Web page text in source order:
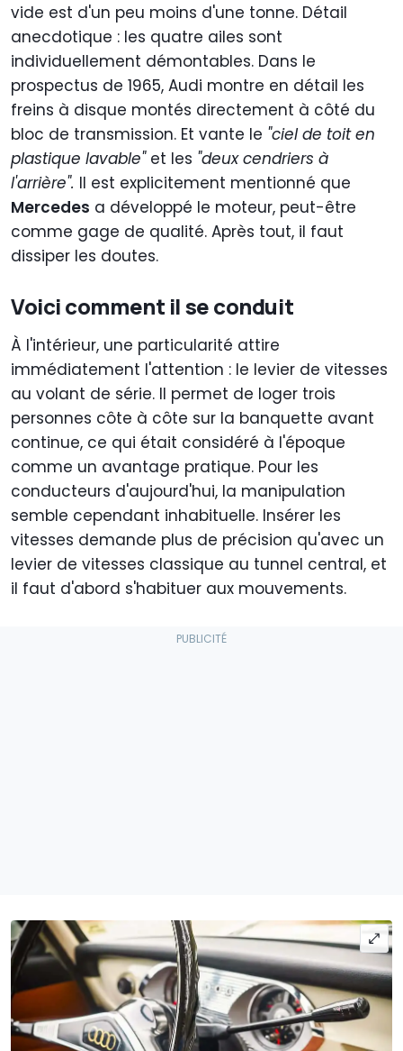
vide est d'un peu moins d'une tonne. Détail
anecdotique : les quatre ailes sont
individuellement démontables. Dans le
prospectus de 1965, Audi montre en détail les
freins à disque montés directement à côté du
bloc de transmission. Et vante le "ciel de toit en
plastique lavable"et les "deux cendriers à
l'arrière". Il est explicitement mentionné que
Mercedes a développé le moteur, peut-être
comme gage de qualité. Après tout, il faut
dissiper les doutes.
Voici comment il se conduit
À l'intérieur, une particularité attire
immédiatement l'attention : le levier de vitesses
au volant de série. Il permet de loger trois
personnes côte à côte sur la banquette avant
continue, ce qui était considéré à l'époque
comme un avantage pratique. Pour les
conducteurs d'aujourd'hui, la manipulation
semble cependant inhabituelle. Insérer les
vitesses demande plus de précision qu'avec un
levier de vitesses classique au tunnel central, et
il faut d'abord s'habituer aux mouvements.